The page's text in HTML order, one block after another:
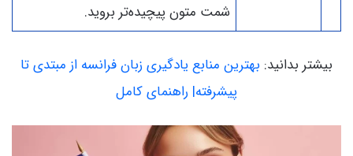
شمت متون پیچیده‌تر بروید.
بیشتر بدانید: بهترین منابع یادگیری زبان فرانسه از مبتدی تا
پیشرفته| راهنمای کامل